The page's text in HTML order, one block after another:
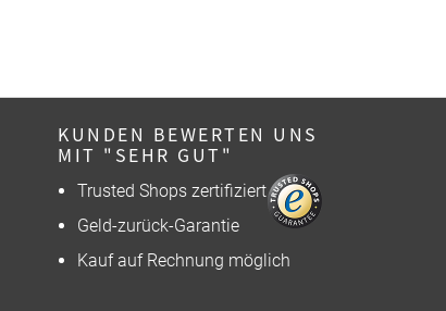
KUNDEN BEWERTEN UNS
MIT "SEHR GUT"
Trusted Shops zertifiziert
Geld-zurück-Garantie
Kauf auf Rechnung möglich